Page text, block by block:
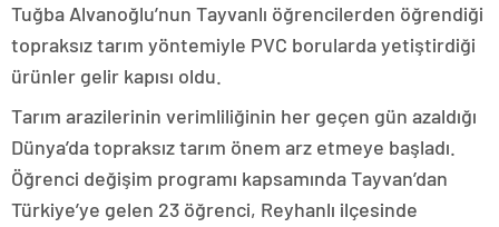
Tuğba Alvanoğlu’nun Tayvanlı öğrencilerden öğrendiği
topraksız tarım yöntemiyle PVC borularda yetiştirdiği
ürünler gelir kapısı oldu.
Tarım arazilerinin verimliliğinin her geçen gün azaldığı
Dünya’da topraksız tarım önem arz etmeye başladı.
Öğrenci değişim programı kapsamında Tayvan’dan
Türkiye’ye gelen 23 öğrenci, Reyhanlı ilçesinde